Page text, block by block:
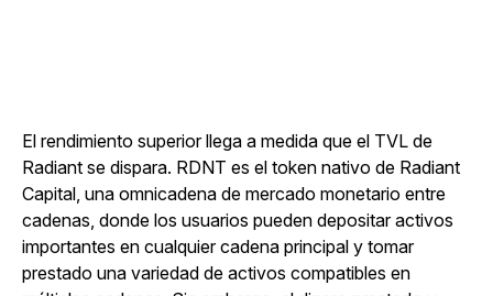
El rendimiento superior llega a medida que el TVL de
Radiant se dispara. RDNT es el token nativo de Radiant
Capital, una omnicadena de mercado monetario entre
cadenas, donde los usuarios pueden depositar activos
importantes en cualquier cadena principal y tomar
prestado una variedad de activos compatibles en